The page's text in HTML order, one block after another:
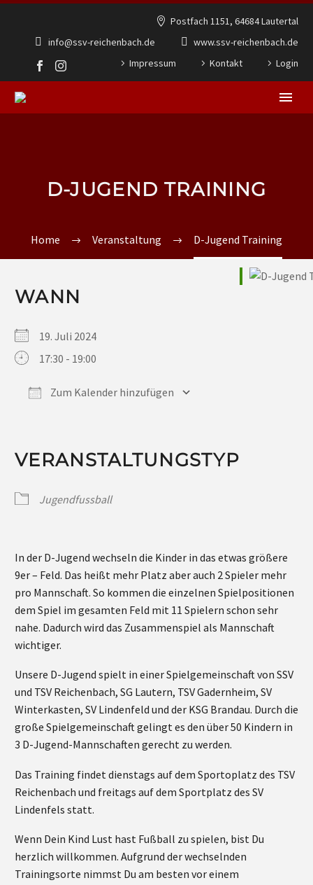
Postfach 1151, 64684 Lautertal
info@ssv-reichenbach.de
www.ssv-reichenbach.de
Impressum
Kontakt Login
D-JUGEND TRAINING
Home Veranstaltung D-Jugend Training
WANN
19. Juli 2024
17:30 - 19:00
Zum Kalender hinzufügen
VERANSTALTUNGSTYP
Jugendfussball
In der D-Jugend wechseln die Kinder in das etwas größere
9er – Feld. Das heißt mehr Platz aber auch 2 Spieler mehr
pro Mannschaft. So kommen die einzelnen Spielpositionen
dem Spiel im gesamten Feld mit 11 Spielern schon sehr
nahe. Dadurch wird das Zusammenspiel als Mannschaft
wichtiger.
Unsere D-Jugend spielt in einer Spielgemeinschaft von SSV
und TSV Reichenbach, SG Lautern, TSV Gadernheim, SV
Winterkasten, SV Lindenfeld und der KSG Brandau. Durch die
große Spielgemeinschaft gelingt es den über 50 Kindern in
3 D-Jugend-Mannschaften gerecht zu werden.
Das Training findet dienstags auf dem Sportoplatz des TSV
Reichenbach und freitags auf dem Sportplatz des SV
Lindenfels statt.
Wenn Dein Kind Lust hast Fußball zu spielen, bist Du
herzlich willkommen. Aufgrund der wechselnden
Trainingsorte nimmst Du am besten vor einem